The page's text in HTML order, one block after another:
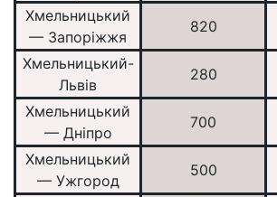
Хмельницький
— Запоріжжя
820
Хмельницький-
Львів
280
Хмельницький
— Дніпро
700
Хмельницький
— Ужгород
500